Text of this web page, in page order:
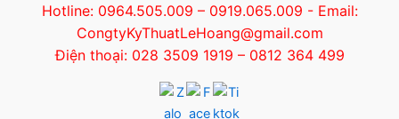
Hotline: 0964.505.009 – 0919.065.009 - Email:
CongtyKyThuatLeHoang@gmail.com
Điện thoại: 028 3509 1919 – 0812 364 499